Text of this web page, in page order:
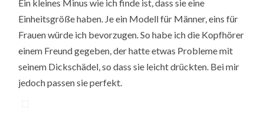
Ein kleines Minus wie ich finde ist, dass sie eine
Einheitsgröße haben. Je ein Modell für Männer, eins für
Frauen würde ich bevorzugen. So habe ich die Kopfhörer
einem Freund gegeben, der hatte etwas Probleme mit
seinem Dickschädel, so dass sie leicht drückten. Bei mir
jedoch passen sie perfekt.